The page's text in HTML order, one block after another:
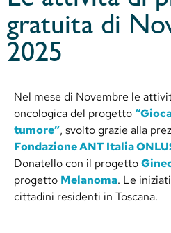
gratuita di
2025
Nel mese di Novembre le
oncologica del progetto
tumore”, svolto grazie alla
Fondazione ANT Italia
Donatello con il progetto
progetto Melanoma. Le
cittadini residenti in Toscana.